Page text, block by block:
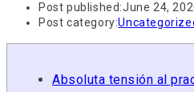
Post published:June 24,
Post category:
Absoluta tensión al